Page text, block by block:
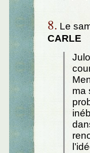
8. Le
CARLE
ma